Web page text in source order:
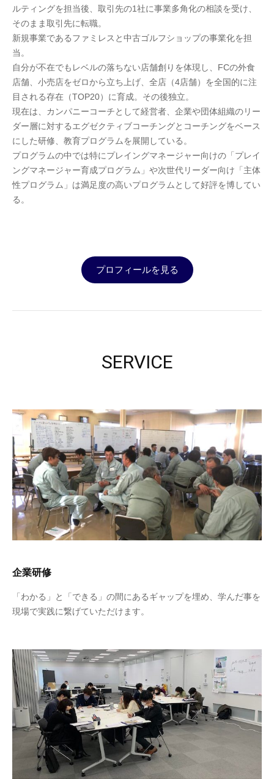
ルティングを担当後、取引先の1社に事業多角化の相談を受け、
そのまま取引先に転職。
新規事業であるファミレスと中古ゴルフショップの事業化を担
当。
自分が不在でもレベルの落ちない店舗創りを体現し、FCの外食
店舗、小売店をゼロから立ち上げ、全店（4店舗）を全国的に注
目される存在（TOP20）に育成。その後独立。
現在は、カンパニーコーチとして経営者、企業や団体組織のリー
ダー層に対するエグゼクティブコーチングとコーチングをベース
にした研修、教育プログラムを展開している。
プログラムの中では特にプレイングマネージャー向けの「プレイ
ングマネージャー育成プログラム」や次世代リーダー向け「主体
性プログラム」は満足度の高いプログラムとして好評を博してい
る。
プロフィールを見る
SERVICE
企業研修
「わかる」と「できる」の間にあるギャップを埋め、学んだ事を
現場で実践に繋げていただけます。